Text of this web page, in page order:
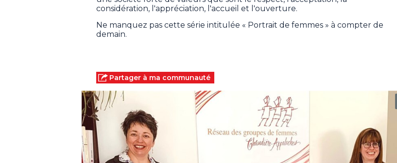
considération, l'appréciation, l'accueil et l'ouverture.
Ne manquez pas cette série intitulée « Portrait de femmes » à compter de
demain.
Partager à ma communauté